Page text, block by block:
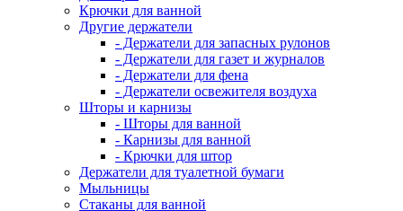
Крючки для ванной
Другие держатели
- Держатели для запасных рулонов
- Держатели для газет и журналов
- Держатели для фена
- Держатели освежителя воздуха
Шторы и карнизы
- Шторы для ванной
- Карнизы для ванной
- Крючки для штор
Держатели для туалетной бумаги
Мыльницы
Стаканы для ванной